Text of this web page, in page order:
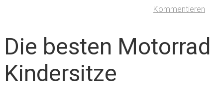
Kommentieren
Die besten Motorrad
Kindersitze